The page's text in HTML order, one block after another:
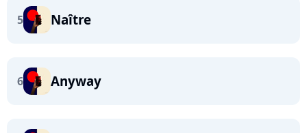
5 Naître
6 Anyway